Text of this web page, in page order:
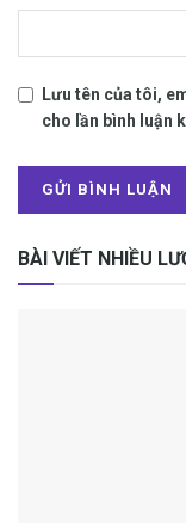
Lưu tên của tôi,
cho lần bình luận
BÀI VIẾT NHIỀU